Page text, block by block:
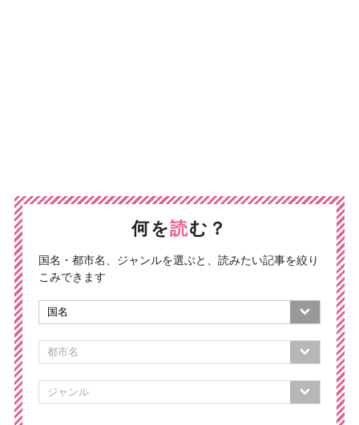
何を読む？
国名・都市名、ジャンルを選ぶと、読みたい記事を絞り
こみできます